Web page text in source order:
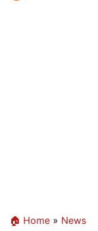
🏠 Home » News